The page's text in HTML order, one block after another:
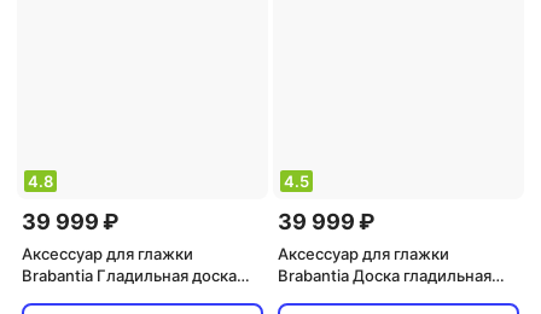
4.8
39 999 ₽
Аксессуар для глажки
Brabantia Гладильная доска
4.5
39 999 ₽
Аксессуар для глажки
Brabantia Доска гладильная